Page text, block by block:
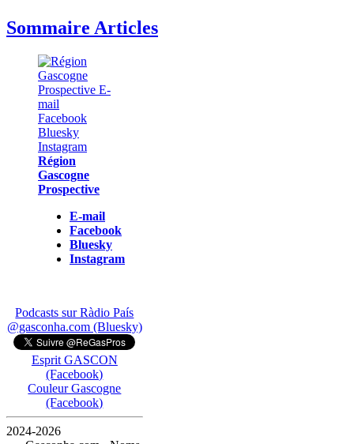
Sommaire Articles
Région
Gascogne
Prospective
E-mail
Facebook
Bluesky
Instagram
Podcasts sur Ràdio País
@gasconha.com (Bluesky)
Esprit GASCON
(Facebook)
Couleur Gascogne
(Facebook)
2024-2026